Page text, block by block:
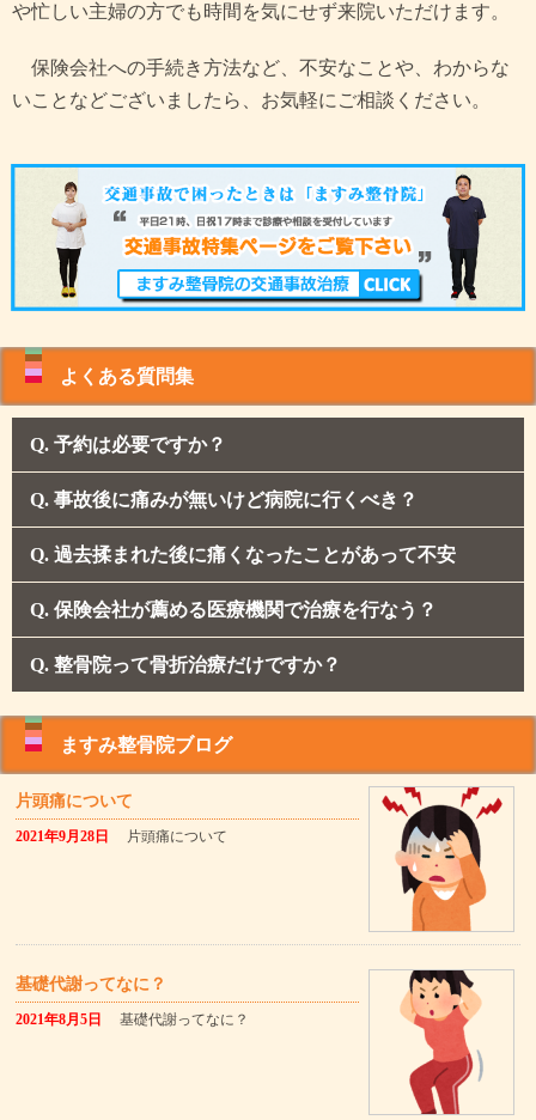
や忙しい主婦の方でも時間を気にせず来院いただけます。
保険会社への手続き方法など、不安なことや、わからな
いことなどございましたら、お気軽にご相談ください。
よくある質問集
予約は必要ですか？
事故後に痛みが無いけど病院に行くべき？
過去揉まれた後に痛くなったことがあって不安
保険会社が薦める医療機関で治療を行なう？
整骨院って骨折治療だけですか？
ますみ整骨院ブログ
片頭痛について
2021年9月28日 片頭痛について
基礎代謝ってなに？
2021年8月5日 基礎代謝ってなに？